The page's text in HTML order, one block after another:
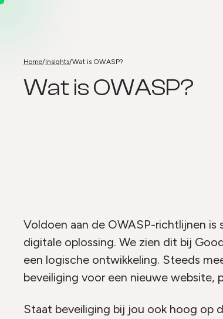
Home/Insights/Wat is OWASP?
Wat is OWASP?
Wat is OWASP?
Voldoen aan de OWASP-richtlijnen is
digitale oplossing. We zien dit bij
een logische ontwikkeling. Steeds
beveiliging voor een nieuwe website,
Staat beveiliging bij jou ook hoog op